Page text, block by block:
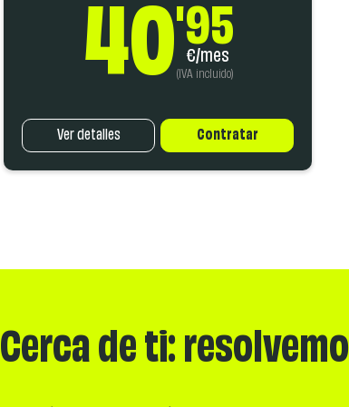
40'95
€/mes
(IVA incluido)
Ver detalles Contratar
Cerca de ti: